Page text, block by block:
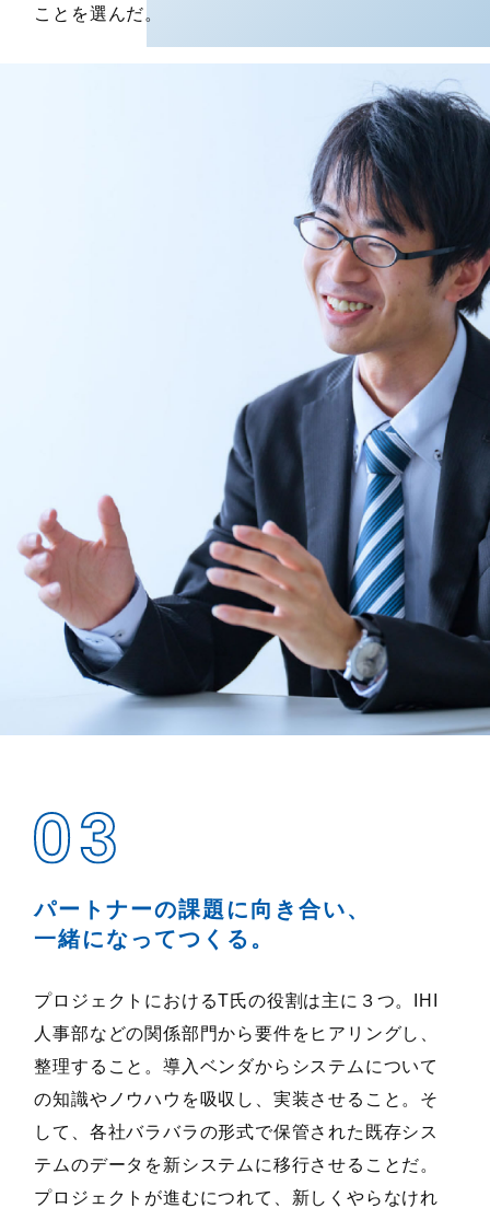
ことを選んだ。
パートナーの課題に向き合い、
一緒になってつくる。
プロジェクトにおけるT氏の役割は主に３つ。IHI
人事部などの関係部門から要件をヒアリングし、
整理すること。導入ベンダからシステムについて
の知識やノウハウを吸収し、実装させること。そ
して、各社バラバラの形式で保管された既存シス
テムのデータを新システムに移行させることだ。
プロジェクトが進むにつれて、新しくやらなけれ